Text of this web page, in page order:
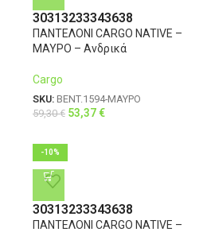
30313233343638
ΠΑΝΤΕΛΟΝΙ CARGO NATIVE –
ΜΑΥΡΟ – Ανδρικά
Cargo
SKU: BENT.1594-ΜΑΥΡΟ
59,30€ 53,37€
-10%
30313233343638
ΠΑΝΤΕΛΟΝΙ CARGO NATIVE –